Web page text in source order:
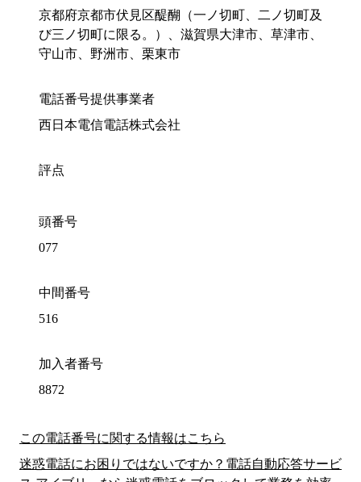
京都府京都市伏見区醍醐（一ノ切町、二ノ切町及
び三ノ切町に限る。）、滋賀県大津市、草津市、
守山市、野洲市、栗東市
電話番号提供事業者
西日本電信電話株式会社
評点
頭番号
077
中間番号
516
加入者番号
8872
この電話番号に関する情報はこちら
迷惑電話にお困りではないですか？電話自動応答サービ